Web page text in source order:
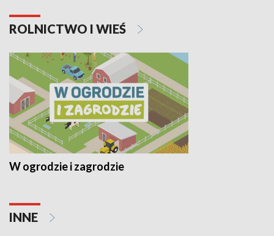
ROLNICTWO I WIEŚ
W ogrodzie i zagrodzie
INNE